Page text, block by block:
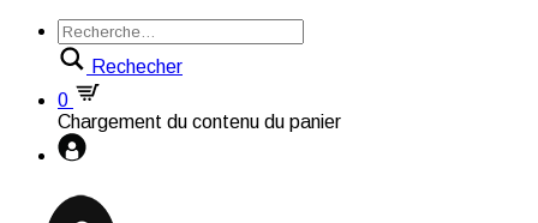
Rechecher
0
Chargement du contenu du panier